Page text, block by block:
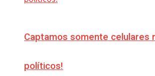
Captamos somente celulares
políticos!